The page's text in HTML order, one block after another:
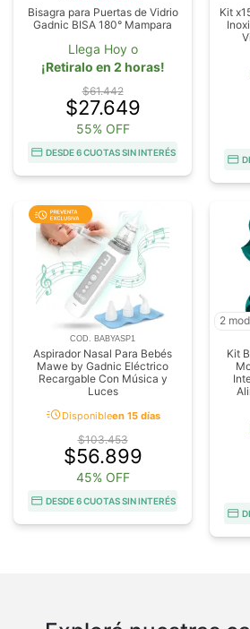
Bisagra para Puertas de Vidrio
Gadnic BISA 180° Mampara
Llega Hoy o
¡Retiralo en 2 horas!
$61.442
$27.649
55% OFF
DESDE 6 CUOTAS SIN INTERÉS
Kit
COD. BABYASP1
Aspirador Nasal Para Bebés
Mawe by Gadnic Eléctrico
Recargable Con Música y
Luces
acuteDisponibleen 15 días
$103.453
$56.899
45% OFF
DESDE 6 CUOTAS SIN INTERÉS
2
Kit